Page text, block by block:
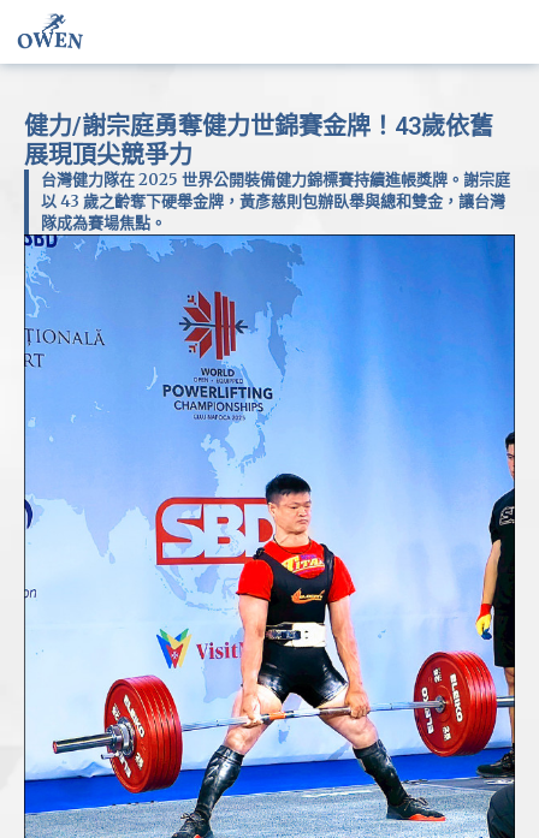
健力/謝宗庭勇奪健力世錦賽金牌！43歲依舊
展現頂尖競爭力
台灣健力隊在 2025 世界公開裝備健力錦標賽持續進帳獎牌。謝宗庭
以 43 歲之齡奪下硬舉金牌，黃彥慈則包辦臥舉與總和雙金，讓台灣
隊成為賽場焦點。